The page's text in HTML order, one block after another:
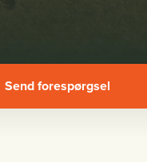
Send forespørgsel